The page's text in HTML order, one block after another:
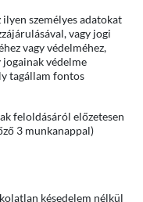
ilyen személyes adatokat
vagy jogi
vagy védelméhez,
jogainak védelme
tagállam fontos
feloldásáról előzetesen
3 munkanappal)
késedelem nélkül